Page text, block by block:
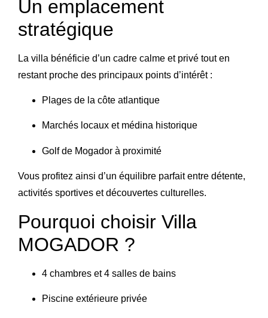
Un emplacement
stratégique
La villa bénéficie d’un cadre calme et privé tout en
restant proche des principaux points d’intérêt :
Plages de la côte atlantique
Marchés locaux et médina historique
Golf de Mogador à proximité
Vous profitez ainsi d’un équilibre parfait entre détente,
activités sportives et découvertes culturelles.
Pourquoi choisir Villa
MOGADOR ?
4 chambres et 4 salles de bains
Piscine extérieure privée